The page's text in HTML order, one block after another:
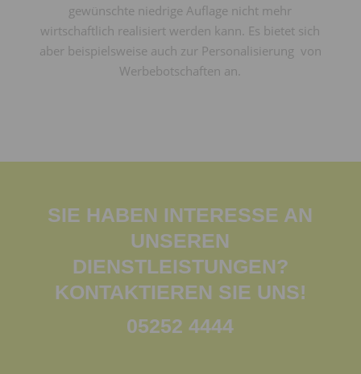
gewünschte niedrige Auflage nicht mehr
wirtschaftlich realisiert werden kann. Es bietet sich
aber beispielsweise auch zur Personalisierung von
Werbebotschaften an.
SIE HABEN INTERESSE AN
UNSEREN
DIENSTLEISTUNGEN?
KONTAKTIEREN SIE UNS!
05252 4444